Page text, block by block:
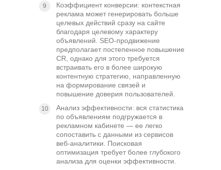
Коэффициент конверсии: контекстная
реклама может генерировать больше
целевых действий сразу на сайте
благодаря целевому характеру
объявлений. SEO-продвижение
предполагает постепенное повышение
CR, однако для этого требуется
встраивать его в более широкую
контентную стратегию, направленную
на формирование связей и
повышение доверия пользователей.
Анализ эффективности: вся статистика
по объявлениям подгружается в
рекламном кабинете — ее легко
сопоставить с данными из сервисов
веб-аналитики. Поисковая
оптимизация требует более глубокого
анализа для оценки эффективности.